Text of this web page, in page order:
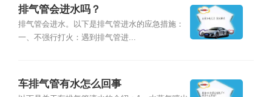
排气管会进水吗？
排气管会进水。以下是排气管进水的应急措施：
一、不强行打火：遇到排气管进...
车排气管有水怎么回事